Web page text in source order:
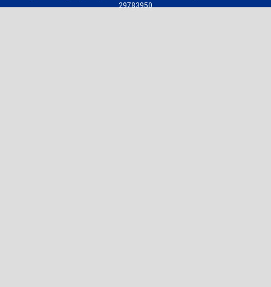
29783950